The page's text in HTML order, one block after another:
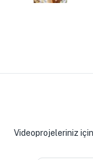
Videoprojeleriniz